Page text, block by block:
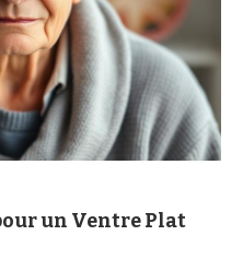
un Ventre Plat